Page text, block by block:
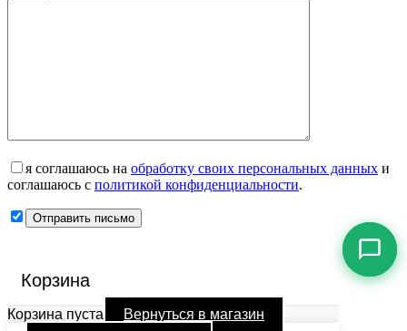
я соглашаюсь на обработку своих персональных данных и
соглашаюсь с политикой конфиденциальности.
Корзина
Корзина пуста Вернуться в магазин